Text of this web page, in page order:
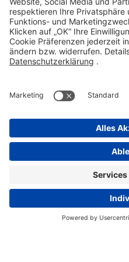
info@stada.de
Kontakt
Compliance Reporting
FOLGEN SIE UNS